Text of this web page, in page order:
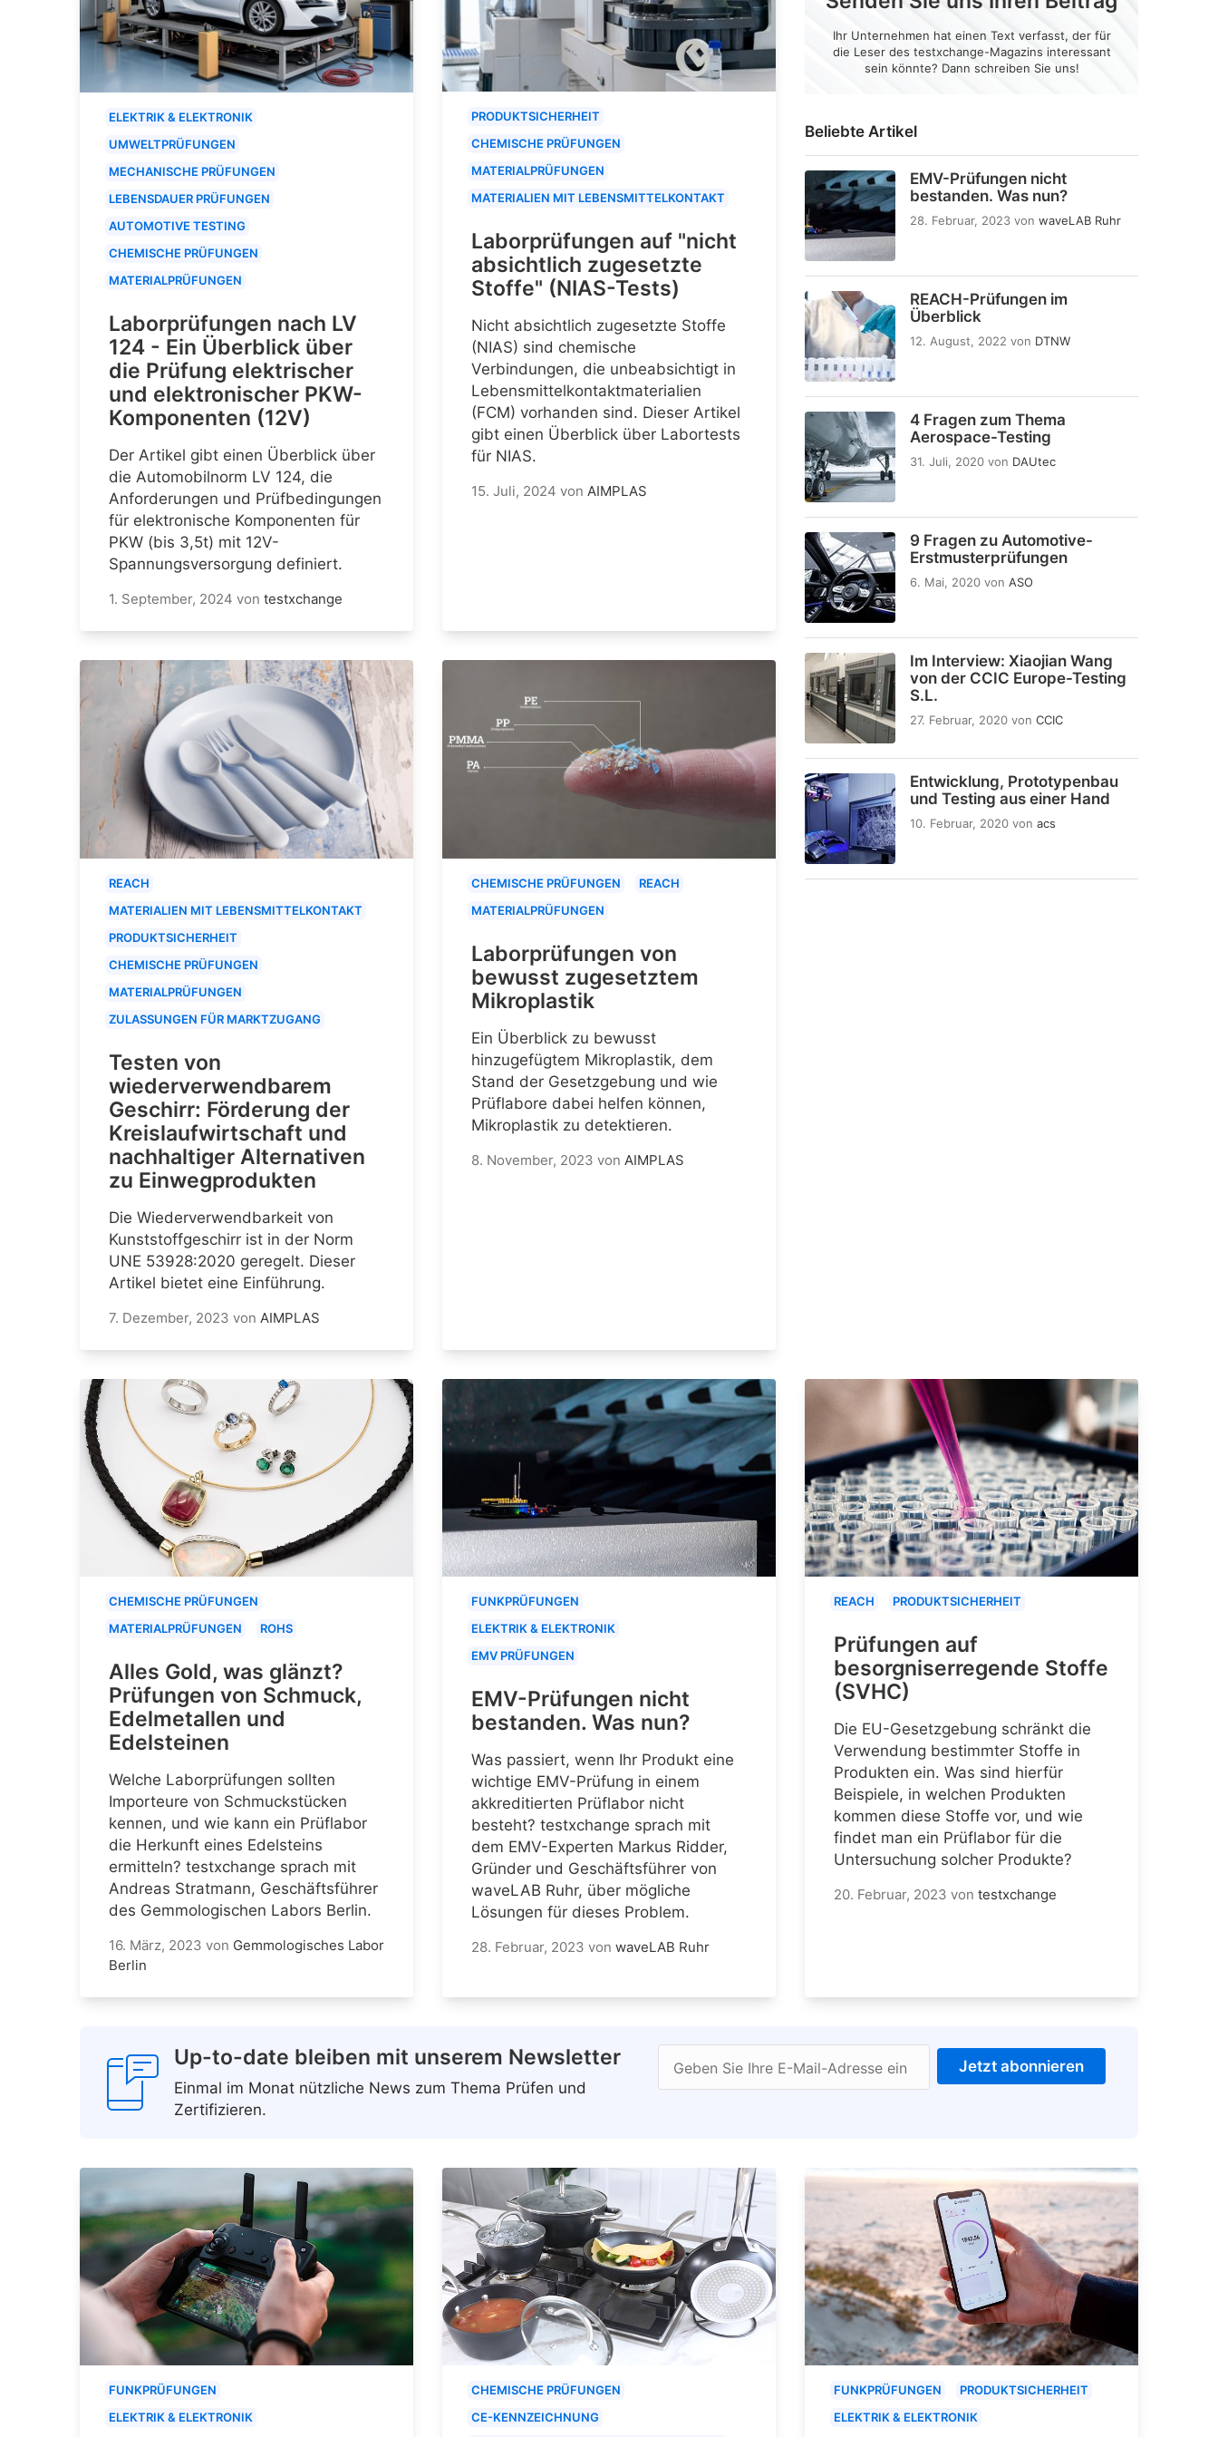
Beliebte Artikel
EMV-Prüfungen nicht
bestanden. Was nun?
28. Februar, 2023 von waveLAB Ruhr
REACH-Prüfungen im
Überblick
12. August, 2022 von DTNW
4 Fragen zum Thema
Aerospace-Testing
31. Juli, 2020 von DAUtec
9 Fragen zu Automotive-
Erstmusterprüfungen
6. Mai, 2020 von ASO
Im Interview: Xiaojian Wang
von der CCIC Europe-Testing
S.L.
27. Februar, 2020 von CCIC
Entwicklung, Prototypenbau
und Testing aus einer Hand
10. Februar, 2020 von acs
Ihr Unternehmen hat einen Text verfasst, der für
die Leser des testxchange-Magazins interessant
sein könnte? Dann schreiben Sie uns!
ELEKTRIK & ELEKTRONIK
UMWELTPRÜFUNGEN
MECHANISCHE PRÜFUNGEN
LEBENSDAUER PRÜFUNGEN
AUTOMOTIVE TESTING
CHEMISCHE PRÜFUNGEN
MATERIALPRÜFUNGEN
Laborprüfungen nach LV
124 - Ein Überblick über
die Prüfung elektrischer
und elektronischer PKW-
Komponenten (12V)
Der Artikel gibt einen Überblick über
die Automobilnorm LV 124, die
Anforderungen und Prüfbedingungen
für elektronische Komponenten für
PKW (bis 3,5t) mit 12V-
Spannungsversorgung definiert.
1. September, 2024 von testxchange
PRODUKTSICHERHEIT
CHEMISCHE PRÜFUNGEN
MATERIALPRÜFUNGEN
MATERIALIEN MIT LEBENSMITTELKONTAKT
Laborprüfungen auf "nicht
absichtlich zugesetzte
Stoffe" (NIAS-Tests)
Nicht absichtlich zugesetzte Stoffe
(NIAS) sind chemische
Verbindungen, die unbeabsichtigt in
Lebensmittelkontaktmaterialien
(FCM) vorhanden sind. Dieser Artikel
gibt einen Überblick über Labortests
für NIAS.
15. Juli, 2024 von AIMPLAS
REACH
MATERIALIEN MIT LEBENSMITTELKONTAKT
PRODUKTSICHERHEIT
CHEMISCHE PRÜFUNGEN
MATERIALPRÜFUNGEN
ZULASSUNGEN FÜR MARKTZUGANG
Testen von
wiederverwendbarem
Geschirr: Förderung der
Kreislaufwirtschaft und
nachhaltiger Alternativen
zu Einwegprodukten
Die Wiederverwendbarkeit von
Kunststoffgeschirr ist in der Norm
UNE 53928:2020 geregelt. Dieser
Artikel bietet eine Einführung.
7. Dezember, 2023 von AIMPLAS
CHEMISCHE PRÜFUNGEN
REACH
MATERIALPRÜFUNGEN
Laborprüfungen von
bewusst zugesetztem
Mikroplastik
Ein Überblick zu bewusst
hinzugefügtem Mikroplastik, dem
Stand der Gesetzgebung und wie
Prüflabore dabei helfen können,
Mikroplastik zu detektieren.
8. November, 2023 von AIMPLAS
CHEMISCHE PRÜFUNGEN
MATERIALPRÜFUNGEN
ROHS
Alles Gold, was glänzt?
Prüfungen von Schmuck,
Edelmetallen und
Edelsteinen
Welche Laborprüfungen sollten
Importeure von Schmuckstücken
kennen, und wie kann ein Prüflabor
die Herkunft eines Edelsteins
ermitteln? testxchange sprach mit
Andreas Stratmann, Geschäftsführer
des Gemmologischen Labors Berlin.
16. März, 2023 von Gemmologisches Labor
Berlin
FUNKPRÜFUNGEN
ELEKTRIK & ELEKTRONIK
EMV PRÜFUNGEN
EMV-Prüfungen nicht
bestanden. Was nun?
Was passiert, wenn Ihr Produkt eine
wichtige EMV-Prüfung in einem
akkreditierten Prüflabor nicht
besteht? testxchange sprach mit
dem EMV-Experten Markus Ridder,
Gründer und Geschäftsführer von
waveLAB Ruhr, über mögliche
Lösungen für dieses Problem.
28. Februar, 2023 von waveLAB Ruhr
REACH PRODUKTSICHERHEIT
Prüfungen auf
besorgniserregende Stoffe
(SVHC)
Die EU-Gesetzgebung schränkt die
Verwendung bestimmter Stoffe in
Produkten ein. Was sind hierfür
Beispiele, in welchen Produkten
kommen diese Stoffe vor, und wie
findet man ein Prüflabor für die
Untersuchung solcher Produkte?
20. Februar, 2023 von testxchange
Up-to-date bleiben mit unserem Newsletter
Einmal im Monat nützliche News zum Thema Prüfen und
Zertifizieren.
Geben Sie Ihre E-Mail-Adresse ein Jetzt abonnieren
FUNKPRÜFUNGEN
ELEKTRIK & ELEKTRONIK
CHEMISCHE PRÜFUNGEN
CE-KENNZEICHNUNG
FUNKPRÜFUNGEN
PRODUKTSICHERHEIT
ELEKTRIK & ELEKTRONIK